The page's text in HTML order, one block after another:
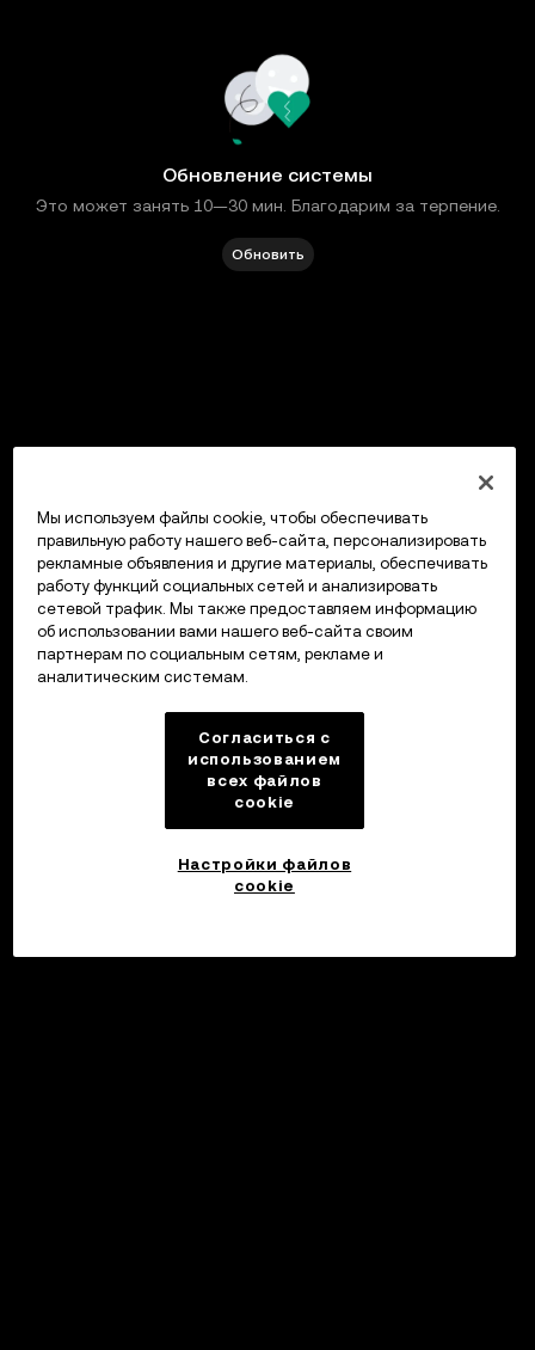
Обновление системы
Это может занять 10—30 мин. Благодарим за терпение.
Обновить
Мы используем файлы cookie, чтобы обеспечивать
правильную работу нашего веб-сайта, персонализировать
рекламные объявления и другие материалы, обеспечивать
работу функций социальных сетей и анализировать
сетевой трафик. Мы также предоставляем информацию
об использовании вами нашего веб-сайта своим
партнерам по социальным сетям, рекламе и
аналитическим системам.
Согласиться с
использованием
всех файлов
cookie
Настройки файлов
cookie